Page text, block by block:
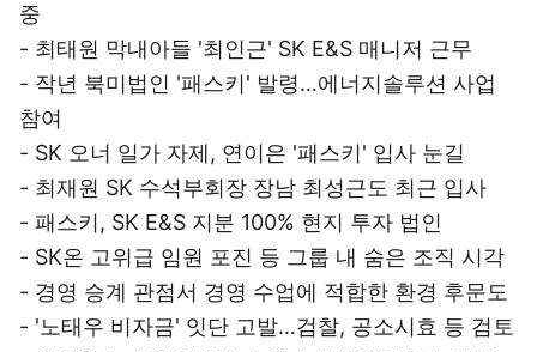
중
- 최태원 막내아들 '최인근' SK E&S 매니저 근무
- 작년 북미법인 '패스키' 발령…에너지솔루션 사업
참여
- SK 오너 일가 자제, 연이은 '패스키' 입사 눈길
- 최재원 SK 수석부회장 장남 최성근도 최근 입사
- 패스키, SK E&S 지분 100% 현지 투자 법인
- SK온 고위급 임원 포진 등 그룹 내 숨은 조직 시각
- 경영 승계 관점서 경영 수업에 적합한 환경 후문도
- '노태우 비자금' 잇단 고발…검찰, 공소시효 등 검토